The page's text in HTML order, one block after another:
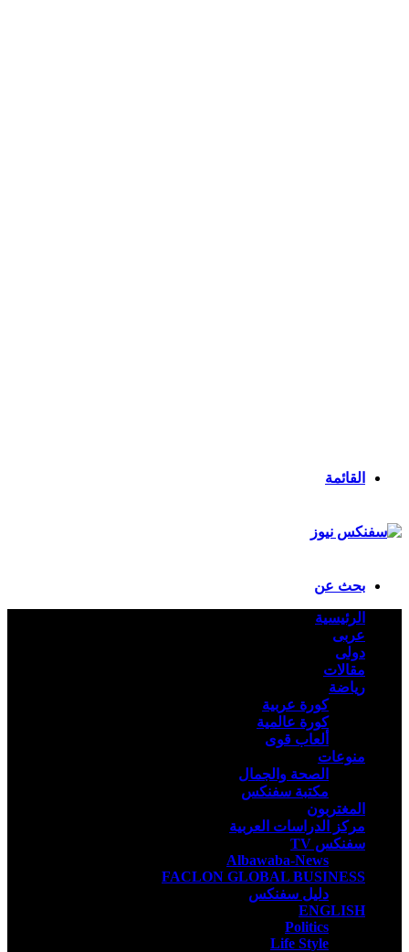
القائمة
بحث عن
الرئيسية
عربى
دولى
مقالات
رياضة
كورة عربية
كورة عالمية
ألعاب قوى
منوعات
الصحة والجمال
مكتبة سفنكس
المغتربون
مركز الدراسات العربية
سفنكس TV
Albawaba-News
FACLON GLOBAL BUSINESS
دليل سفنكس
ENGLISH
Politics
Life Style